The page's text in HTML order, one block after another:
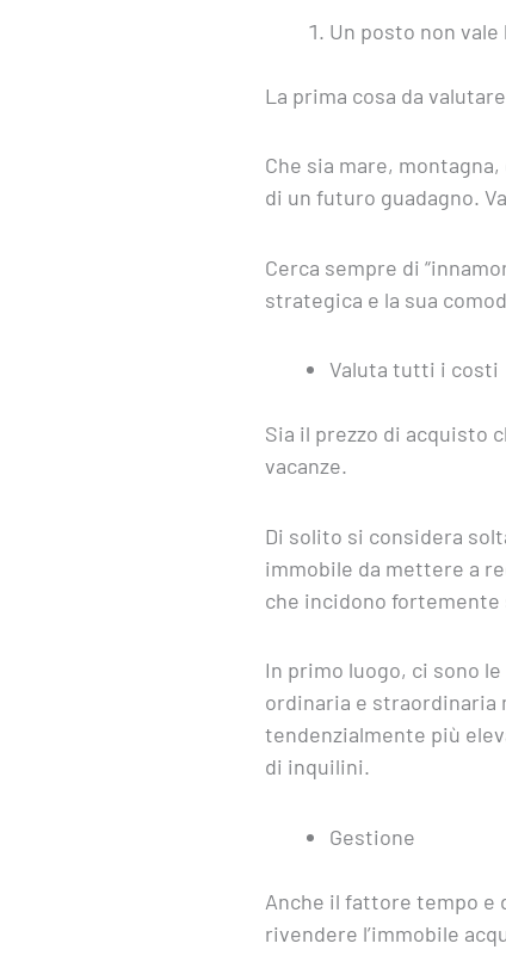
Un posto non vale
La prima cosa da
Che sia mare,
di un futuro guadagno.
Cerca sempre di
strategica e la sua
Valuta tutti i costi
Sia il prezzo di acquisto
vacanze.
Di solito si considera
immobile da mettere a
che incidono fortemente
In primo luogo, ci sono
ordinaria e straordinaria
tendenzialmente più
di inquilini.
Gestione
Anche il fattore tempo e
rivendere l’immobile